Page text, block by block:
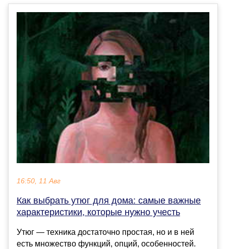
16:50, 11 Авг
Как выбрать утюг для дома: самые важные
характеристики, которые нужно учесть
Утюг — техника достаточно простая, но и в ней
есть множество функций, опций, особенностей.